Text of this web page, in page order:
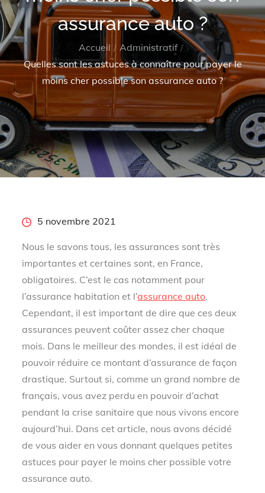
assurance auto ?
Accueil
Administratif
Quelles sont les astuces à connaître pour payer le
moins cher possible son assurance auto ?
Posted5 novembre 2021
Nous le savons tous, les assurances sont très
importantes et certaines sont, en France,
obligatoires. C’est le cas notamment pour
l’assurance habitation et l’assurance auto.
Cependant, il est important de dire que ces deux
assurances peuvent coûter assez cher chaque
mois. Dans le meilleur des mondes, il est idéal de
pouvoir réduire ce montant d’assurance de façon
drastique. Surtout si, comme un grand nombre de
français, vous avez perdu en pouvoir d’achat
pendant la crise sanitaire que nous vivons encore
aujourd’hui. Dans cet article, nous avons décidé
de vous aider en vous donnant quelques petites
astuces pour payer le moins cher possible votre
assurance auto.